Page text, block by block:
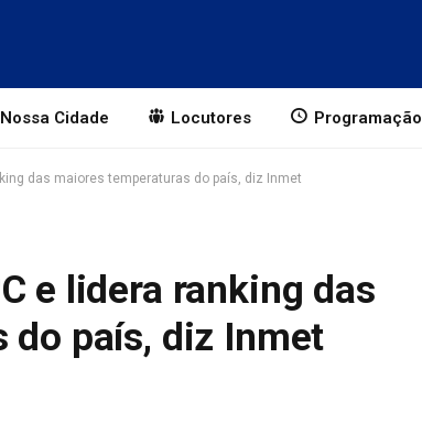
Nossa Cidade Locutores Programação
das maiores temperaturas do país, diz Inmet
e lidera ranking das
do país, diz Inmet